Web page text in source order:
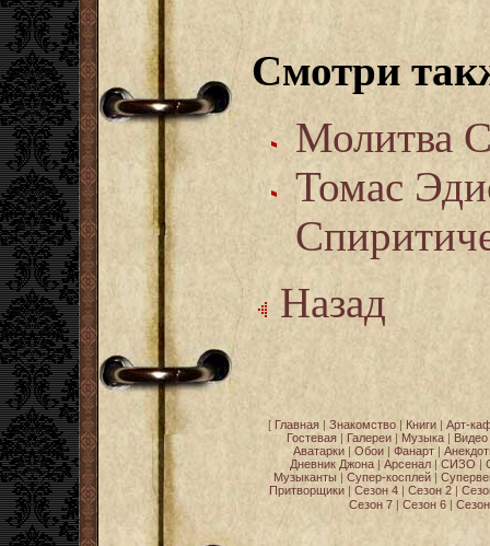
Смотри
Молитва
Томас
Назад
[ Главная| Знакомство| Книги| Арт-
Гостевая | Галереи | Музыка | Видео
Аватарки | Обои | Фанарт |
Дневник Джона| Арсенал| СИЗО |
Музыканты | Супер-косплей |
Притворщики | Сезон 4 | Сезон 2 |
Сезон 7| Сезон 6|